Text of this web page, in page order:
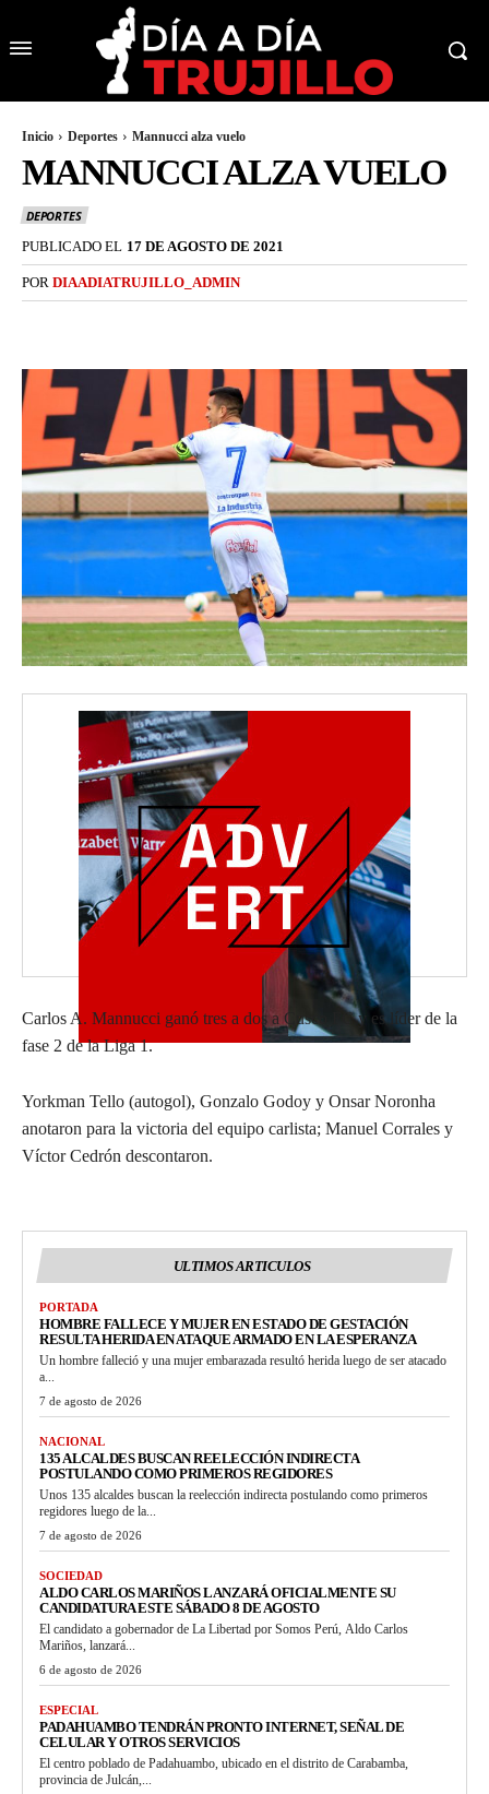
Inicio Deportes Mannucci alza vuelo
MANNUCCI ALZA VUELO
DEPORTES
PUBLICADO EL 17 DE AGOSTO DE 2021
POR DIAADIATRUJILLO_ADMIN
Carlos A. Mannucci ganó tres a dos a Cusco FC y es líder de la
fase 2 de la Liga 1.
Yorkman Tello (autogol), Gonzalo Godoy y Onsar Noronha
anotaron para la victoria del equipo carlista; Manuel Corrales y
Víctor Cedrón descontaron.
ULTIMOS ARTICULOS
PORTADA
HOMBRE FALLECE Y MUJER EN ESTADO DE GESTACIÓN
RESULTA HERIDA EN ATAQUE ARMADO EN LA ESPERANZA
Un hombre falleció y una mujer embarazada resultó herida luego de ser atacado
a...
7 de agosto de 2026
NACIONAL
135 ALCALDES BUSCAN REELECCIÓN INDIRECTA
POSTULANDO COMO PRIMEROS REGIDORES
Unos 135 alcaldes buscan la reelección indirecta postulando como primeros
regidores luego de la...
7 de agosto de 2026
SOCIEDAD
ALDO CARLOS MARIÑOS LANZARÁ OFICIALMENTE SU
CANDIDATURA ESTE SÁBADO 8 DE AGOSTO
El candidato a gobernador de La Libertad por Somos Perú, Aldo Carlos
Mariños, lanzará...
6 de agosto de 2026
ESPECIAL
PADAHUAMBO TENDRÁN PRONTO INTERNET, SEÑAL DE
CELULAR Y OTROS SERVICIOS
El centro poblado de Padahuambo, ubicado en el distrito de Carabamba,
provincia de Julcán,...